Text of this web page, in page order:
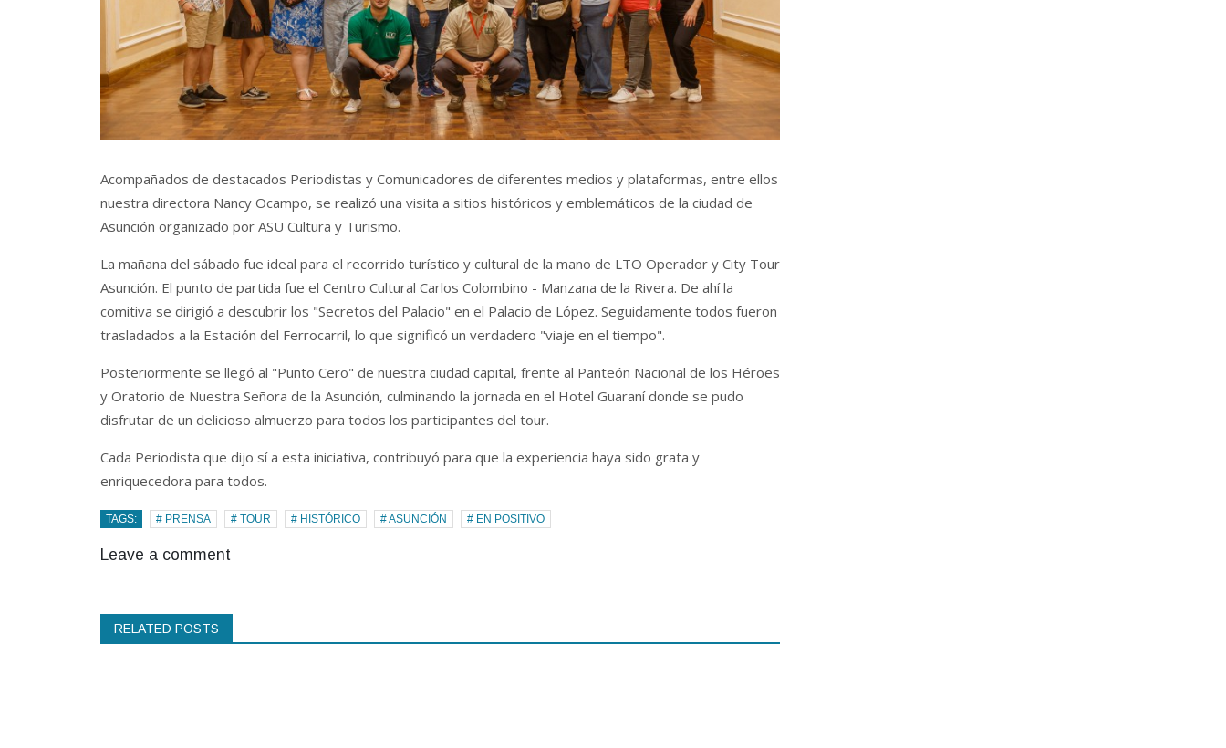
Acompañados de destacados Periodistas y Comunicadores de diferentes medios y plataformas, entre ellos
nuestra directora Nancy Ocampo, se realizó una visita a sitios históricos y emblemáticos de la ciudad de
Asunción organizado por ASU Cultura y Turismo.
La mañana del sábado fue ideal para el recorrido turístico y cultural de la mano de LTO Operador y City Tour
Asunción. El punto de partida fue el Centro Cultural Carlos Colombino - Manzana de la Rivera. De ahí la
comitiva se dirigió a descubrir los "Secretos del Palacio" en el Palacio de López. Seguidamente todos fueron
trasladados a la Estación del Ferrocarril, lo que significó un verdadero "viaje en el tiempo".
Posteriormente se llegó al "Punto Cero" de nuestra ciudad capital, frente al Panteón Nacional de los Héroes
y Oratorio de Nuestra Señora de la Asunción, culminando la jornada en el Hotel Guaraní donde se pudo
disfrutar de un delicioso almuerzo para todos los participantes del tour.
Cada Periodista que dijo sí a esta iniciativa, contribuyó para que la experiencia haya sido grata y
enriquecedora para todos.
TAGS: # PRENSA # TOUR # HISTÓRICO # ASUNCIÓN # EN POSITIVO
Leave a comment
RELATED POSTS